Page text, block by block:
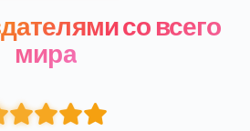
со всего
мира